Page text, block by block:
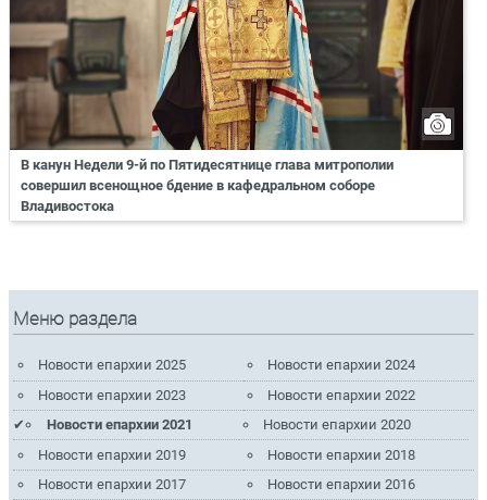
В канун Недели 9-й по Пятидесятнице глава митрополии
совершил всенощное бдение в кафедральном соборе
Владивостока
Меню раздела
Новости епархии 2025
Новости епархии 2024
Новости епархии 2023
Новости епархии 2022
Новости епархии 2021
Новости епархии 2020
Новости епархии 2019
Новости епархии 2018
Новости епархии 2017
Новости епархии 2016